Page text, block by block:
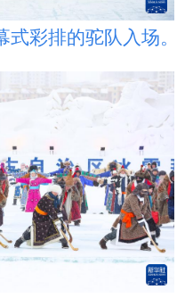
青海 宁夏
Français عربى
日本語 한국어
彩排的驼队入场。